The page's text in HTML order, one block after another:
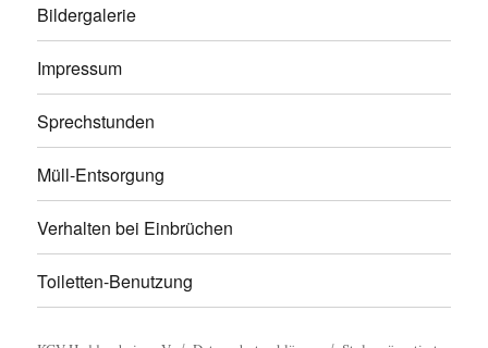
Bildergalerie
Impressum
Sprechstunden
Müll-Entsorgung
Verhalten bei Einbrüchen
Toiletten-Benutzung